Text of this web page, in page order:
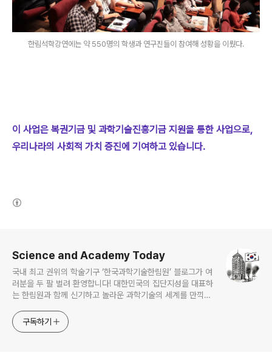
한림석학강연에는 약 550명의 학생과 연구진들이 참여해 성황을 이뤘다.
이 사업은 복권기금 및 과학기술진흥기금 지원을 통한 사업으로,
우리나라의 사회적 가치 증진에 기여하고 있습니다.
Science and Academy Today
국내 최고 권위의 학술기구 ‘한국과학기술한림원’ 블로그가 여
러분을 두 팔 벌려 환영합니다! 대한민국의 집단지성을 대표하
는 한림원과 함께 신기하고 놀라운 과학기술의 세계를 만끽하
구독하기